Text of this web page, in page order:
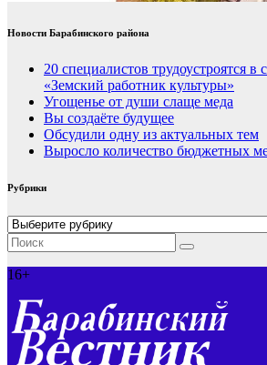
Новости Барабинского района
20 специалистов трудоустроятся в
«Земский работник культуры»
Угощенье от души слаще меда
Вы создаёте будущее
Обсудили одну из актуальных тем
Выросло количество бюджетных
Рубрики
Рубрики
16+